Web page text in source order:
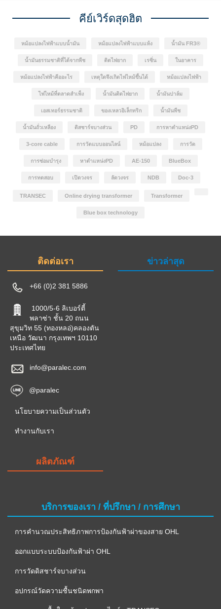
คีย์เวิร์ดสุดฮิต
หม้อแปลงไฟฟ้าแบบน้ำมัน หม้อแปลงไฟฟ้าแบบแห้ง น้ำมัน FR3®
น้ำมันธรรมชาติที่ได้จากพืช ติดไฟยาก เรซิ่น ในอาคาร
หม้อแปลงไฟฟ้าคืออะไร เหตุใดจึงเกิดไฟไหม้ขึ้นได้ หม้อแปลงไฟฟ้า
ไฟไหม้ที่ตลาดสำเพ็ง น้ำมันติดไฟยาก น้ำมันปาล์ม
เอสเทอร์ธรรมชาติ ของเหลวอิเล็กทริก น้ำมันพืช
น้ำมันถั่วเหลือง ดิสชาร์จบางส่วน PD การหาตำแหน่งPD
3-core cable การวัดแบบออนไลน์ หม้อแปลง การวัด
การซ่อมบำรุง หาตำแหน่งPD AE-150 BlueBox
การทดสอบ เปิดวงจร ลัดวงจร NDB Doc-3
TRANSEC Online drying transformer Transformer
Blue box technology
ติดต่อเรา
+66 (0)2 381 5886
1000/5-6 ลิเบอร์ตี้
พลาซ่า ชั้น 20 ถนน
สุขุมวิท 55 (ทองหลอ่)คลองตัน
เหนือ วัฒนา กรุงเทพฯ 10110
ประเทศไทย
info@paralec.com
@paralec
นโยบายความเป็นส่วนตัว
ทำงานกับเรา
ข่าวล่าสุด
ผลิตภัณฑ์
บริการของเรา / ที่ปรึกษา / การศึกษา
การคำนวณประสิทธิภาพการป้องกันฟ้าผ่าของสาย OHL
ออกแบบระบบป้องกันฟ้าผ่า OHL
การวัดดิสชาร์จบางส่วน
อปกรณ์วัดความชื้นชนิดพกพา